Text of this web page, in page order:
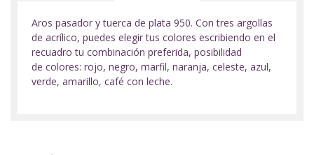
Aros pasador y tuerca de plata 950. Con tres argollas
de acrílico, puedes elegir tus colores escribiendo en el
recuadro tu combinación preferida, posibilidad
de colores: rojo, negro, marfil, naranja, celeste, azul,
verde, amarillo, café con leche.